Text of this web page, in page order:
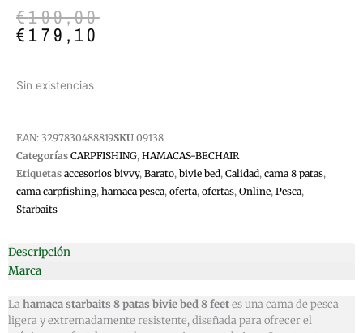
€199,00
El
precio
original
€199,00.
€179,10
El
precio
actual
€179,10.
Sin existencias
EAN: 3297830488819SKU 09138
Categorías CARPFISHING, HAMACAS-BECHAIR
Etiquetas accesorios bivvy, Barato, bivie bed, Calidad, cama 8 patas,
cama carpfishing, hamaca pesca, oferta, ofertas, Online, Pesca,
Starbaits
Descripción
Marca
Lahamaca starbaits 8 patas bivie bed 8 feetes una cama de pesca
ligera y extremadamente resistente, diseñada para ofrecer el